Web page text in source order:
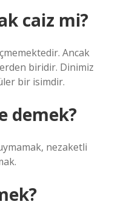
caiz mi?
Ancak
biridir. Dinimiz
bir isimdir.
demek?
nezaketli